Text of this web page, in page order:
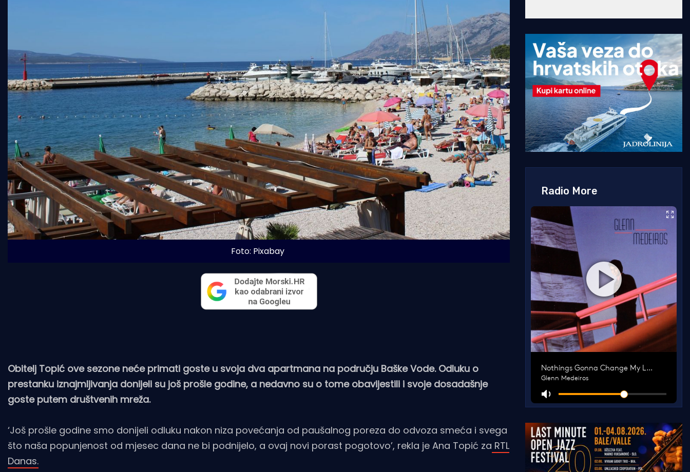
Foto: Pixabay
Obitelj Topić ove sezone neće primati goste u svoja dva apartmana na području Baške Vode. Odluku o
prestanku iznajmljivanja donijeli su još prošle godine, a nedavno su o tome obavijestili i svoje dosadašnje
goste putem društvenih mreža.
‘Još prošle godine smo donijeli odluku nakon niza povećanja od paušalnog poreza do odvoza smeća i svega
što naša popunjenost od mjesec dana ne bi podnijelo, a ovaj novi porast pogotovo’, rekla je Ana Topić za RTL
Danas.
Radio More